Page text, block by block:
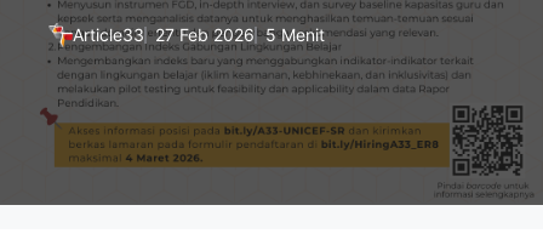
Article33 27 Feb 2026 5 Menit